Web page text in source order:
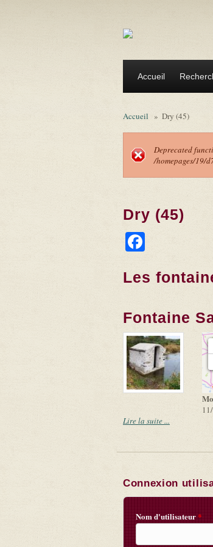
Accueil
Accueil » Dry (45)
Deprecated
/homepages/19/
Dry (45)
Les
Fontaine
Lire la suite ...
Connexion
Nom d'utilisateur*